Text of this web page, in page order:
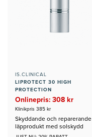
IS.CLINICAL
LIPROTECT 30 HIGH
PROTECTION
Onlinepris: 308 kr
Klinikpris 385 kr
Skyddande och reparerande
läpprodukt med solskydd